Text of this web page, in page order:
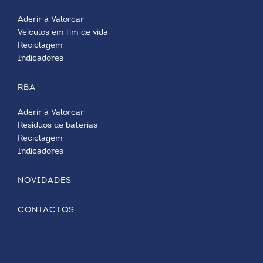
Aderir à Valorcar
Veículos em fim de vida
Reciclagem
Indicadores
RBA
Aderir à Valorcar
Resíduos de baterias
Reciclagem
Indicadores
NOVIDADES
CONTACTOS